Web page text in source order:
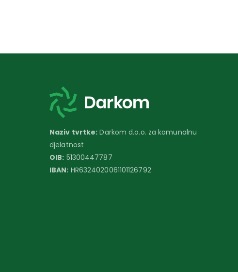
Naziv tvrtke: Darkom d.o.o. za komunalnu
djelatnost
OIB: 51300447787
IBAN: HR6324020061101126792